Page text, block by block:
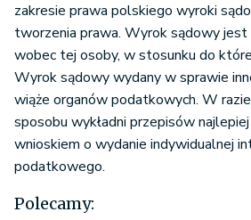
zakresie prawa polskiego wyroki
tworzenia prawa. Wyrok sądowy
wobec tej osoby, w stosunku do
Wyrok sądowy wydany w sprawie
wiąże organów podatkowych. W
sposobu wykładni przepisów
wnioskiem o wydanie indywidualnej
podatkowego.
Polecamy: